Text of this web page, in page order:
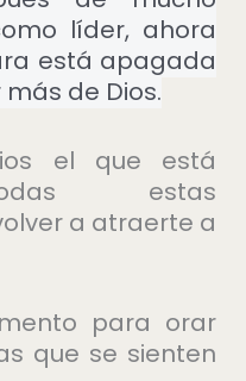
líder, ahora
está apagada
de Dios.
el que está
estas
a atraerte a
para orar
que se sienten